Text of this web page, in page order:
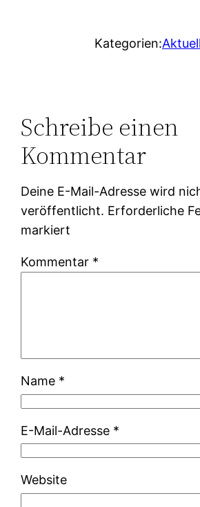
Kategorien:
Schreibe einen
Kommentar
Deine E-Mail-Adresse wird
veröffentlicht. Erforderliche
markiert
Kommentar *
Name *
E-Mail-Adresse *
Website